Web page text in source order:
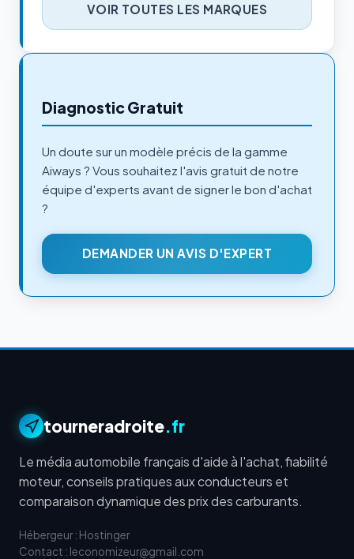
VOIR TOUTES LES MARQUES
Diagnostic Gratuit
Un doute sur un modèle précis de la gamme
Aiways ? Vous souhaitez l'avis gratuit de notre
équipe d'experts avant de signer le bon d'achat
?
DEMANDER UN AVIS D'EXPERT
tourneradroite.fr
Le média automobile français d'aide à l'achat, fiabilité
moteur, conseils pratiques aux conducteurs et
comparaison dynamique des prix des carburants.
Hébergeur : Hostinger
Contact : leconomizeur@gmail.com